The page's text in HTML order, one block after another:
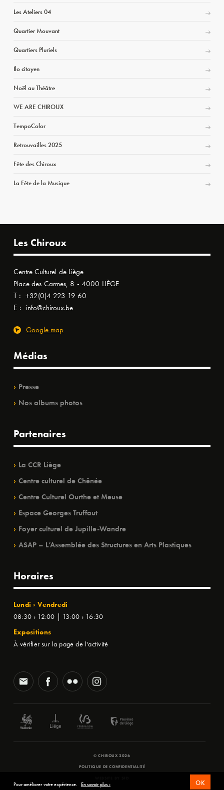
Les Ateliers 04
Quartier Mouvant
Quartiers Pluriels
Ilo citoyen
Noël au Théâtre
WE ARE CHIROUX
TempoColor
Retrouvailles 2025
Fête des Chiroux
La Fête de la Musique
Les Chiroux
Centre Culturel de Liège
Place des Carmes, 8 - 4000 LIÈGE
T : +32(0)4 223 19 60
E : info@chiroux.be
Google map
Médias
Presse
Nos albums photos
Partenaires
La CCR Liège
Centre culturel de Chênée
Centre Culturel Ourthe et Meuse
Espace Georges Truffaut
Foyer culturel de Jupille-Wandre
ASAP – L’Assemblée des Structures en Arts Plastiques
Horaires
Lundi › Vendredi
08:30 › 12:00 | 13:00 › 16:30
Expositions
À vérifier sur la page de l'activité
© CHIROUX 2026
POLITIQUE DE CONFIDENTIALITÉ
Pour améliorer votre expérience. En savoir plus › OK